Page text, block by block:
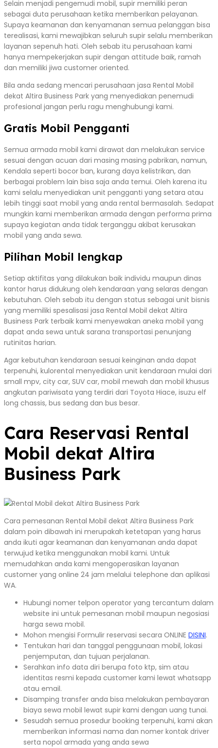
Selain menjadi pengemudi mobil, supir memiliki peran
sebagai duta perusahaan ketika memberikan pelayanan.
Supaya keamanan dan kenyamanan semua pelanggan bisa
terealisasi, kami mewajibkan seluruh supir selalu memberikan
layanan sepenuh hati. Oleh sebab itu perusahaan kami
hanya mempekerjakan supir dengan attitude baik, ramah
dan memiliki jiwa customer oriented.
Bila anda sedang mencari perusahaan jasa Rental Mobil
dekat Altira Business Park yang menyediakan penemudi
profesional jangan perlu ragu menghubungi kami.
Gratis Mobil Pengganti
Semua armada mobil kami dirawat dan melakukan service
sesuai dengan acuan dari masing masing pabrikan, namun,
Kendala seperti bocor ban, kurang daya kelistrikan, dan
berbagai problem lain bisa saja anda temui. Oleh karena itu
kami selalu menyediakan unit pengganti yang setara atau
lebih tinggi saat mobil yang anda rental bermasalah. Sedapat
mungkin kami memberikan armada dengan performa prima
supaya kegiatan anda tidak terganggu akibat kerusakan
mobil yang anda sewa.
Pilihan Mobil lengkap
Setiap aktifitas yang dilakukan baik individu maupun dinas
kantor harus didukung oleh kendaraan yang selaras dengan
kebutuhan. Oleh sebab itu dengan status sebagai unit bisnis
yang memiliki spesalisasi jasa Rental Mobil dekat Altira
Business Park terbaik kami menyewakan aneka mobil yang
dapat anda sewa untuk sarana transportasi penunjang
rutinitas harian.
Agar kebutuhan kendaraan sesuai keinginan anda dapat
terpenuhi, kulorental menyediakan unit kendaraan mulai dari
small mpv, city car, SUV car, mobil mewah dan mobil khusus
angkutan pariwisata yang terdiri dari Toyota Hiace, isuzu elf
long chassis, bus sedang dan bus besar.
Cara Reservasi Rental
Mobil dekat Altira
Business Park
Cara pemesanan Rental Mobil dekat Altira Business Park
dalam poin dibawah ini merupakah ketetapan yang harus
anda ikuti agar keamanan dan kenyamanan anda dapat
terwujud ketika menggunakan mobil kami. Untuk
memudahkan anda kami mengoperasikan layanan
customer yang online 24 jam melalui telephone dan aplikasi
WA.
Hubungi nomer telpon operator yang tercantum dalam
website ini untuk pemesanan mobil maupun negosiasi
harga sewa mobil.
Mohon mengisi Formulir reservasi secara ONLINE DISINI.
Tentukan hari dan tanggal penggunaan mobil, lokasi
penjemputan, dan tujuan perjalanan.
Serahkan info data diri berupa foto ktp, sim atau
identitas resmi kepada customer kami lewat whatsapp
atau email.
Disamping transfer anda bisa melakukan pembayaran
biaya sewa mobil lewat supir kami dengan uang tunai.
Sesudah semua prosedur booking terpenuhi, kami akan
memberikan informasi nama dan nomer kontak driver
serta nopol armada yang anda sewa